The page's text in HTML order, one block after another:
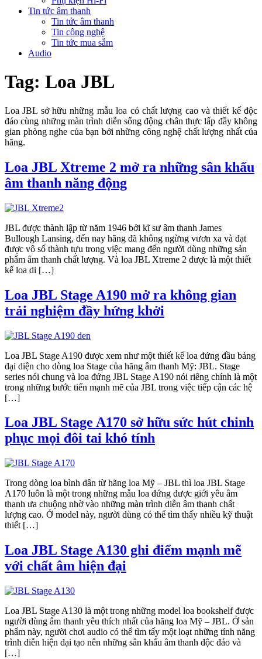
Tin tức âm thanh
Tin tức âm thanh
Tin công nghệ
Tin tức mua sắm
Audio
Tag: Loa JBL
Loa JBL sở hữu những mẫu loa có chất lượng cao và thiết kế độc
đáo cùng những màn trình diễn sống động chân thực lấp đầy không
gian phòng nghe của bạn bởi những công nghệ chất lượng nhất của
hãng.
Loa JBL Xtreme 2 mở ra những sân khấu
âm thanh năng động
JBL được thành lập từ năm 1946 bởi kĩ sư âm thanh James
Bullough Lansing, đến nay hãng đã không ngừng vươn xa và đạt
được vô số thành tựu trong việc mang đến người dùng những sản
phẩm âm thanh chất lượng. Và loa JBL Xtreme 2 được là một thiết
kế loa di […]
Loa JBL Stage A190 mở ra không gian
trải nghiệm đầy hứng khởi
Loa JBL Stage A190 được xem như một thiết kế loa đứng đầu bảng
đại diện cho dòng loa Stage của hãng âm thanh Mỹ: JBL. Stage
series nói chung và loa đứng JBL Stage A190 nói riêng chính là một
trong những bước tiến mạnh mẽ của JBL trong việc tiếp cận các hệ
[…]
Loa JBL Stage A170 sở hữu sức hút chinh
phục mọi đôi tai khó tính
Trong dòng loa bình dân từ hãng loa Mỹ – JBL thì loa JBL Stage
A170 luôn là một trong những mẫu loa đứng được giới yêu âm
thanh ưa chuộng nhờ vào những màn trình diễn âm thanh chất
lượng cao. Ở model này, người dùng có thể tìm thấy nhiều kỹ thuật
thiết […]
Loa JBL Stage A130 ghi điểm mạnh mẽ
với chất âm hiện đại
Loa JBL Stage A130 là một trong những model loa bookshelf được
người dùng âm thanh yêu thích nhất của hãng loa Mỹ – JBL. Ở sản
phẩm này, người chơi audio có thể tìm tấy một loạt những tính năng
trình diễn hiện đại tạo nên những sân khấu âm thanh độc đáo và
[…]